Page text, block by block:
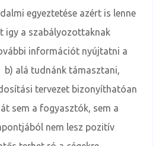
egyeztetése azért is lenne
igy a szabályozottaknak
információt nyújtatni a
b) alá tudnánk támasztani,
tervezet bizonyíthatóan
sem a fogyasztók, sem a
nem lesz pozitív